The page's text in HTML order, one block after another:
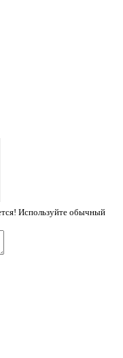
Используйте обычный